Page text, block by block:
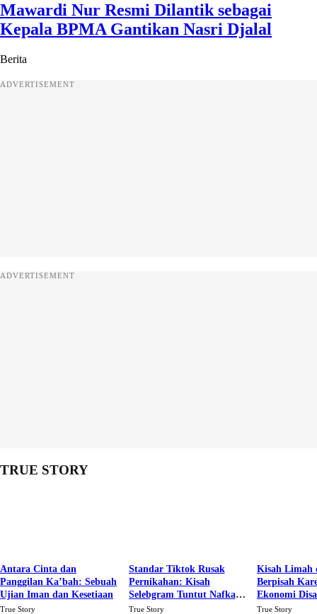
Mawardi Nur Resmi Dilantik sebagai
Kepala BPMA Gantikan Nasri Djalal
Berita
ADVERTISEMENT
ADVERTISEMENT
TRUE STORY
Antara Cinta dan
Panggilan Ka’bah: Sebuah
Ujian Iman dan Kesetiaan
True Story
Standar Tiktok Rusak
Pernikahan: Kisah
Selebgram Tuntut Nafkah
Rp.15 Juta Perbulan
True Story
Kisah Limah
Berpisah
Ekonomi
Karena Cinta
True Story